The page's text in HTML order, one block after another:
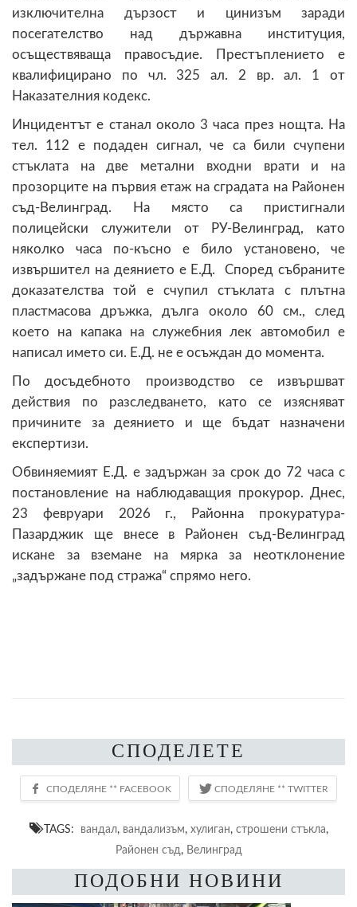
изключителна дързост и цинизъм заради
посегателство над държавна институция,
осъществяваща правосъдие. Престъплението е
квалифицирано по чл. 325 ал. 2 вр. ал. 1 от
Наказателния кодекс.
Инцидентът е станал около 3 часа през нощта. На
тел. 112 е подаден сигнал, че са били счупени
стъклата на две метални входни врати и на
прозорците на първия етаж на сградата на Районен
съд-Велинград. На място са пристигнали
полицейски служители от РУ-Велинград, като
няколко часа по-късно е било установено, че
извършител на деянието е Е.Д. Според събраните
доказателства той е счупил стъклата с плътна
пластмасова дръжка, дълга около 60 см., след
което на капака на служебния лек автомобил е
написал името си. Е.Д. не е осъждан до момента.
По досъдебното производство се извършват
действия по разследването, като се изясняват
причините за деянието и ще бъдат назначени
експертизи.
Обвиняемият Е.Д. е задържан за срок до 72 часа с
постановление на наблюдаващия прокурор. Днес,
23 февруари 2026 г., Районна прокуратура-
Пазарджик ще внесе в Районен съд-Велинград
искане за вземане на мярка за неотклонение
„задържане под стража“ спрямо него.
СПОДЕЛЕТЕ
TAGS: вандал, вандализъм, хулиган, строшени стъкла,
Районен съд , Велинград
ПОДОБНИ НОВИНИ